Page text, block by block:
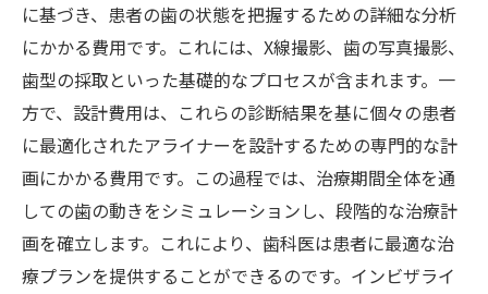
インビザラインの料金透明性が安心感を生む理
由とは
料金透明性が患者にもたらす心理的安心
事前に知っておくべき料金の詳細
インビザラインの料金体系が信頼を築く理
由
予測可能な費用と治療計画のメリット
患者とクリニックの信頼関係を築くために
に基づき、患者の歯の状態を把握するための詳細な分析
にかかる費用です。これには、X線撮影、歯の写真撮影、
歯型の採取といった基礎的なプロセスが含まれます。一
方で、設計費用は、これらの診断結果を基に個々の患者
に最適化されたアライナーを設計するための専門的な計
画にかかる費用です。この過程では、治療期間全体を通
しての歯の動きをシミュレーションし、段階的な治療計
画を確立します。これにより、歯科医は患者に最適な治
療プランを提供することができるのです。インビザライ